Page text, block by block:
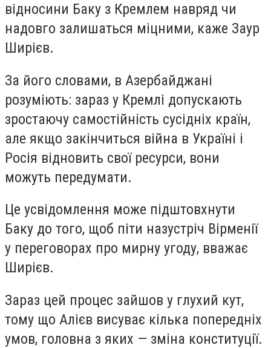
відносини Баку з Кремлем навряд чи
надовго залишаться міцними, каже Заур
Ширієв.
За його словами, в Азербайджані
розуміють: зараз у Кремлі допускають
зростаючу самостійність сусідніх країн,
але якщо закінчиться війна в Україні і
Росія відновить свої ресурси, вони
можуть передумати.
Це усвідомлення може підштовхнути
Баку до того, щоб піти назустріч Вірменії
у переговорах про мирну угоду, вважає
Ширієв.
Зараз цей процес зайшов у глухий кут,
тому що Алієв висуває кілька попередніх
умов, головна з яких — зміна конституції.